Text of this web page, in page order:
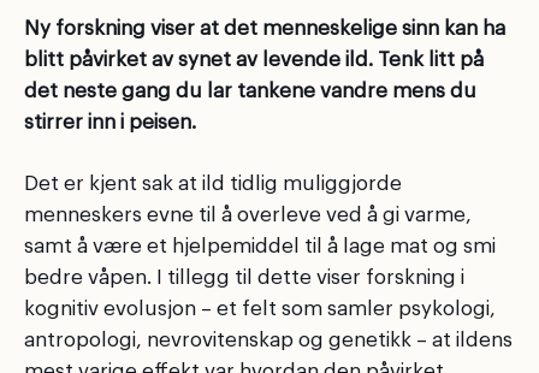
Ny forskning viser at det menneskelige sinn kan ha
blitt påvirket av synet av levende ild. Tenk litt på
det neste gang du lar tankene vandre mens du
stirrer inn i peisen.
Det er kjent sak at ild tidlig muliggjorde
menneskers evne til å overleve ved å gi varme,
samt å være et hjelpemiddel til å lage mat og smi
bedre våpen. I tillegg til dette viser forskning i
kognitiv evolusjon – et felt som samler psykologi,
antropologi, nevrovitenskap og genetikk – at ildens